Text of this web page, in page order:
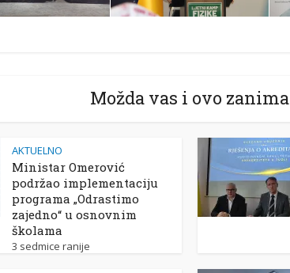
Možda vas i ovo zanima
AKTUELNO
Ministar Omerović
podržao implementaciju
programa „Odrastimo
zajedno“ u osnovnim
školama
3 sedmice ranije